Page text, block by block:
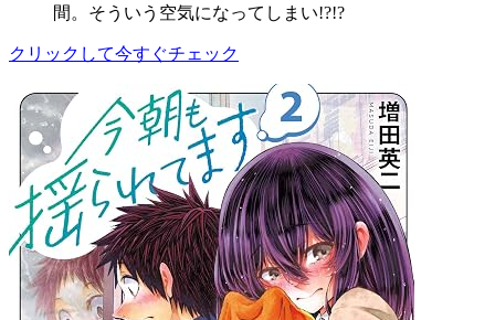
間。そういう空気になってしまい!?!?
クリックして今すぐチェック